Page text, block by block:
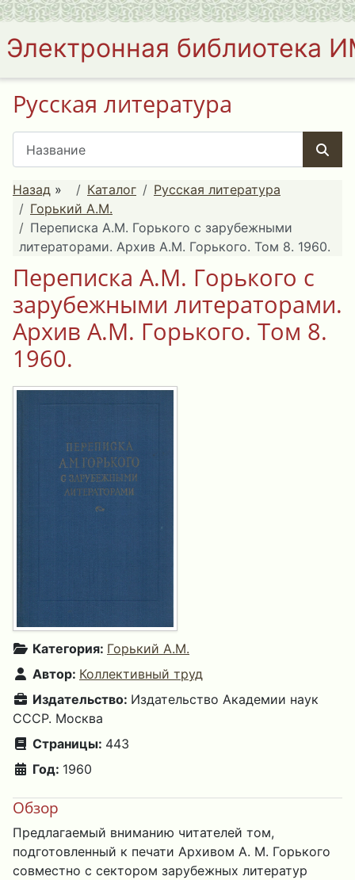
Электронная библиотека
Русская литература
Назад » Каталог
Русская литература
Горький А.М.
Переписка А.М. Горького с зарубежными
литераторами. Архив А.М. Горького. Том 8. 1960.
Переписка А.М. Горького с
зарубежными литераторами.
Архив А.М. Горького. Том 8.
1960.
Категория: Горький А.М.
Автор: Коллективный труд
Издательство: Издательство Академии наук
СССР. Москва
Страницы: 443
Год: 1960
Обзор
Предлагаемый вниманию читателей том,
подготовленный к печати Архивом А. М. Горького
совместно с сектором зарубежных литератур